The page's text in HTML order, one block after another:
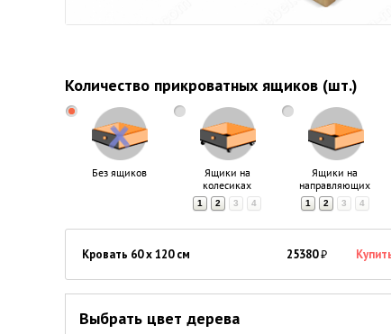
Количество прикроватных ящиков (шт.)
Без ящиков
Ящики на
колесиках
1 2 3 4
Ящики на
направляющих
1 2 3 4
Кровать 60 x 120 см 25380₽
Выбрать цвет дерева